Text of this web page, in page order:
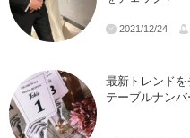
2021/12/24
最新トレンド
テーブルナン